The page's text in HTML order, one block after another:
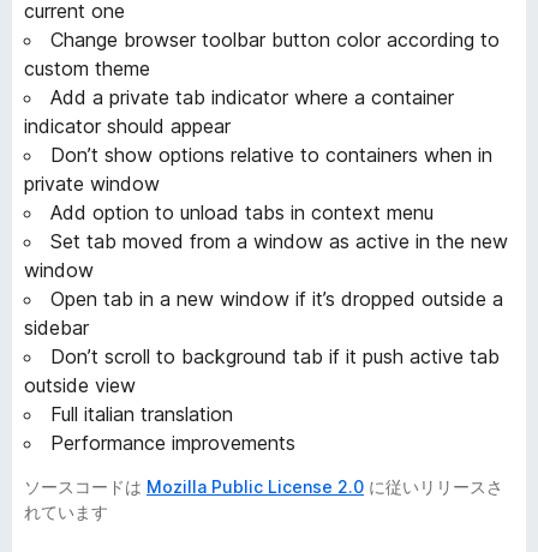
current one
Change browser toolbar button color according to
custom theme
Add a private tab indicator where a container
indicator should appear
Don’t show options relative to containers when in
private window
Add option to unload tabs in context menu
Set tab moved from a window as active in the new
window
Open tab in a new window if it’s dropped outside a
sidebar
Don’t scroll to background tab if it push active tab
outside view
Full italian translation
Performance improvements
ソースコードは Mozilla Public License 2.0 に従いリリースさ
れています